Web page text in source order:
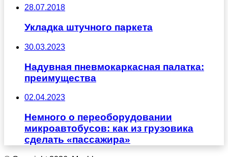
28.07.2018
Укладка штучного паркета
30.03.2023
Надувная пневмокаркасная палатка:
преимущества
02.04.2023
Немного о переоборудовании
микроавтобусов: как из грузовика
сделать «пассажира»